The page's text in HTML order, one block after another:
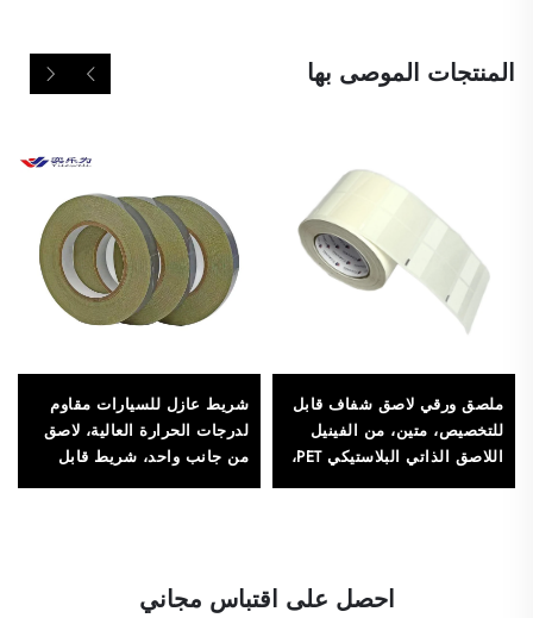
المنتجات الموصى بها
ملصق ورقي لاصق شفاف قابل
للتخصيص، متين، من الفينيل
اللاصق الذاتي البلاستيكي PET،
للاستخدام في الإلكترونيات
شريط عازل للسيارات مقاوم
لدرجات الحرارة العالية، لاصق
من جانب واحد، شريط قابل
للقطع حساس للضغط ومقاوم
احصل على اقتباس مجاني